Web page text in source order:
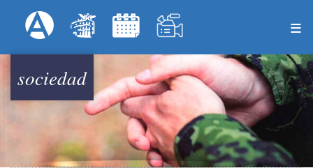
al
principal
Menú Superior
sociedad